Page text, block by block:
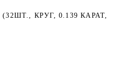
КРУГ, 0.139 КАРАТ,